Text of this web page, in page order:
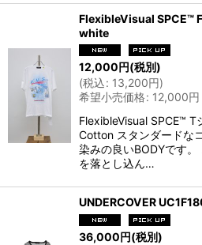
FlexibleVisual SPCE™
white
12,000円(税別)
(税込: 13,200円)
希望小売価格: 12,000円
FlexibleVisual SPCE™ T
Cotton スタンダードな
染みの良いBODYです
を落とし込ん…
UNDERCOVER
36,000円(税別)